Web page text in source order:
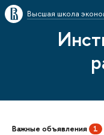
Высшая школа
Важные объявления 1